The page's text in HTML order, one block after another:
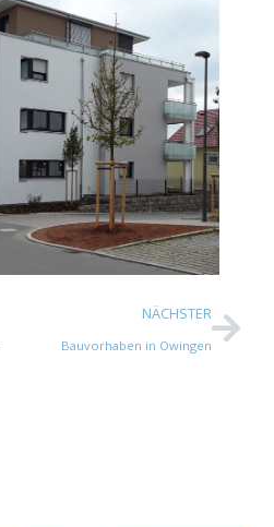
NÄCHSTER
Bauvorhaben in Owingen